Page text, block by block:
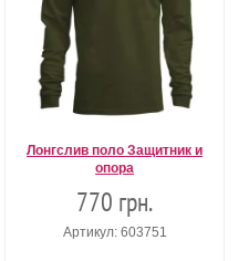
Лонгслив поло Защитник и
опора
770 грн.
Артикул: 603751